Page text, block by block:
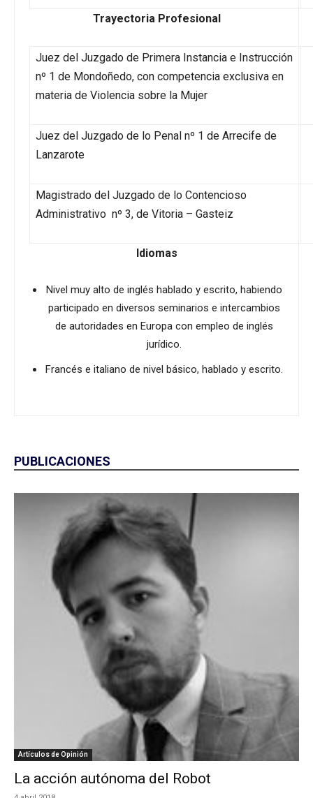
Trayectoria Profesional
Juez del Juzgado de Primera Instancia e Instrucción
nº 1 de Mondoñedo, con competencia exclusiva en
materia de Violencia sobre la Mujer
Juez del Juzgado de lo Penal nº 1 de Arrecife de
Lanzarote
Magistrado del Juzgado de lo Contencioso
Administrativo nº 3, de Vitoria – Gasteiz
Idiomas
Nivel muy alto de inglés hablado y escrito, habiendo
participado en diversos seminarios e intercambios
de autoridades en Europa con empleo de inglés
jurídico.
Francés e italiano de nivel básico, hablado y escrito.
PUBLICACIONES
Artículos de Opinión
La acción autónoma del Robot